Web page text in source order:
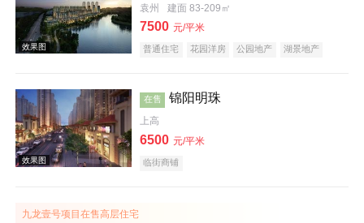
效果图
效果图
袁州 建面 83-209㎡
7500 元/平米
普通住宅 花园洋房 公园地产 湖景地产
在售 锦阳明珠
上高
6500 元/平米
临街商铺
九龙壹号项目在售高层住宅